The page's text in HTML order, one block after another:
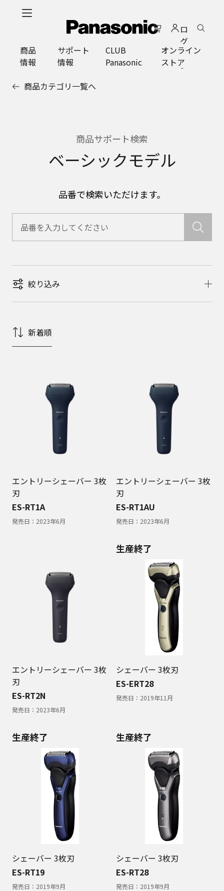
ロ
グ
イ
ン
商品
情報
サポート
情報
CLUB
Panasonic
オンライン
ストア
商品カテゴリ一覧へ
商品サポート検索
ベーシックモデル
品番で検索いただけます。
絞り込み
新着順
エントリーシェーバー 3枚
刃
ES-RT1A
発売日： 2023年6月
エントリーシェーバー 3枚
刃
ES-RT1AU
発売日： 2023年6月
エントリーシェーバー 3枚
刃
ES-RT2N
発売日： 2023年6月
生産終了
シェーバー 3枚刃
ES-ERT28
発売日： 2019年11月
生産終了
シェーバー 3枚刃
ES-RT19
発売日： 2019年9月
生産終了
シェーバー 3枚刃
ES-RT28
発売日： 2019年9月